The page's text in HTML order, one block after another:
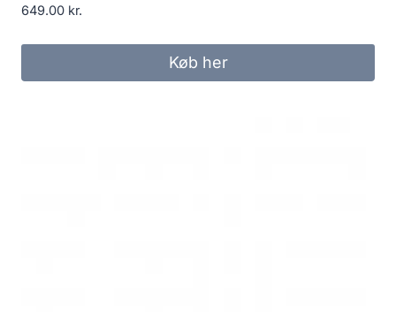
649.00 kr.
Køb her